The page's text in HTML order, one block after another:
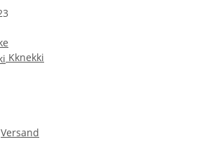
Kknekki
Versand